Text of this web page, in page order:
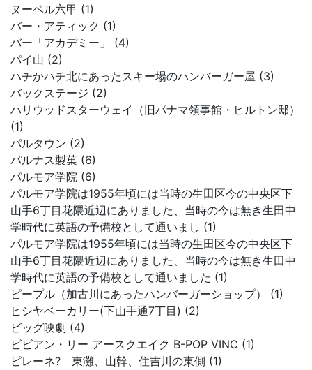
ヌーベル六甲 (1)
バー・アティック (1)
バー「アカデミー」 (4)
パイ山 (2)
ハチかハチ北にあったスキー場のハンバーガー屋 (3)
バックステージ (2)
ハリウッドスターウェイ（旧パナマ領事館・ヒルトン邸）
(1)
パルタウン (2)
パルナス製菓 (6)
パルモア学院 (6)
パルモア学院は1955年頃には当時の生田区今の中央区下
山手6丁目花隈近辺にありました、当時の今は無き生田中
学時代に英語の予備校として通いまし (1)
パルモア学院は1955年頃には当時の生田区今の中央区下
山手6丁目花隈近辺にありました、当時の今は無き生田中
学時代に英語の予備校として通いました (1)
ピープル（加古川にあったハンバーガーショップ） (1)
ヒシヤベーカリー(下山手通7丁目) (2)
ビッグ映劇 (4)
ビビアン・リー アースクエイク B-POP VINC (1)
ピレーネ? 東灘、山幹、住吉川の東側 (1)